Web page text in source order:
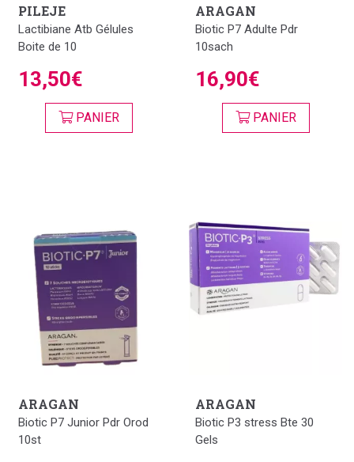
PILEJE
Lactibiane Atb Gélules
Boite de 10
13,50€
PANIER
ARAGAN
Biotic P7 Adulte Pdr
10sach
16,90€
PANIER
ARAGAN
Biotic P7 Junior Pdr Orod
10st
ARAGAN
Biotic P3 stress Bte 30
Gels